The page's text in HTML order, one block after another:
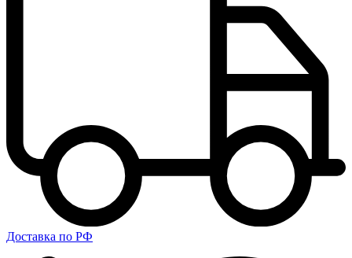
Доставка по РФ